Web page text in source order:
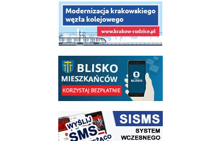
link do opisu projektu budowy linii kolejowej Krakow Rudzice
link do opisu aplikacji - BLISKO, Gmina Wieliczka w aplikacji Blisko
link do strony systemu wczesnego ostrzegania mieszkańców SISMS